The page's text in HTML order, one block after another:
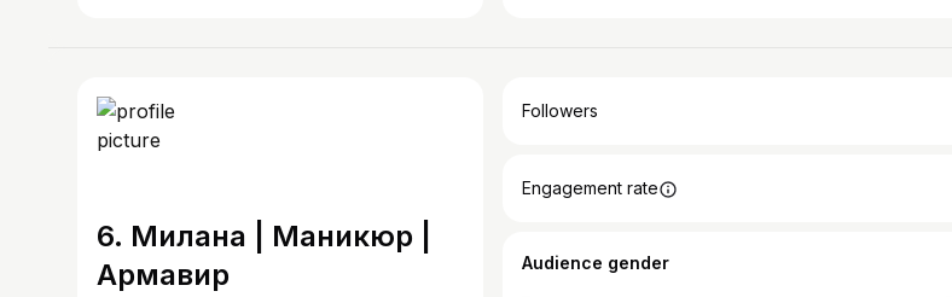
6. Милана | Маникюр |
Армавир
Followers
Engagement rate
Audience gender